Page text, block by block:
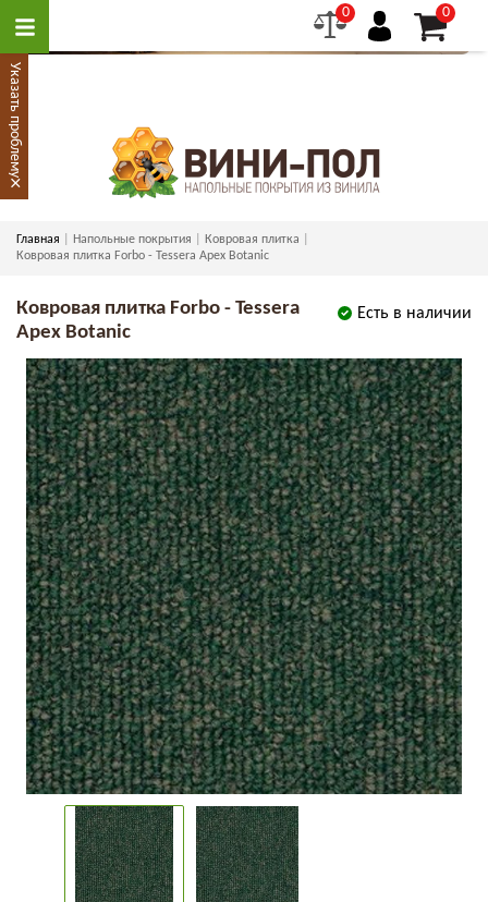
0 0
Главная Напольные покрытия
Ковровая плитка
Ковровая плитка Forbo - Tessera Apex Botanic
Есть в наличии
Ковровая плитка Forbo - Tessera
Apex Botanic
Указать проблему
×